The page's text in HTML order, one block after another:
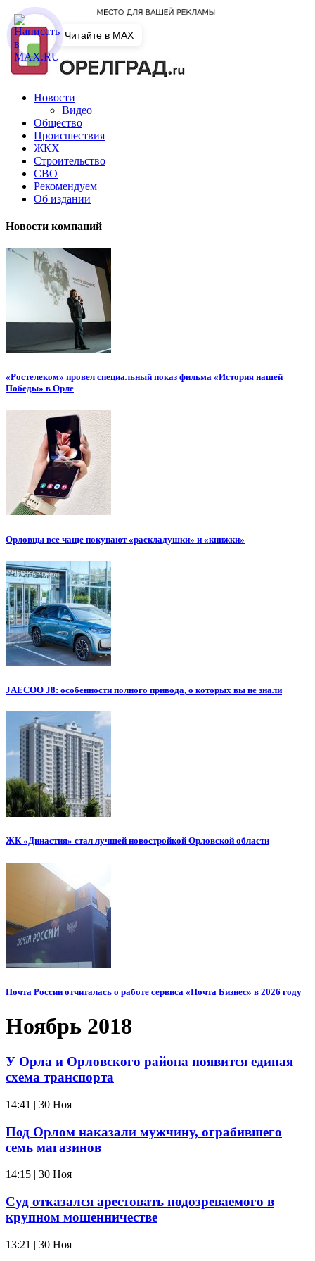
Новости
Видео
Общество
Происшествия
ЖКХ
Строительство
СВО
Рекомендуем
Об издании
Новости компаний
«Ростелеком» провел специальный показ фильма «История нашей
Победы» в Орле
Орловцы все чаще покупают «раскладушки» и «книжки»
JAECOO J8: особенности полного привода, о которых вы не знали
ЖК «Династия» стал лучшей новостройкой Орловской области
Почта России отчиталась о работе сервиса «Почта Бизнес» в 2026 году
Ноябрь 2018
У Орла и Орловского района появится единая
схема транспорта
14:41 | 30 Ноя
Под Орлом наказали мужчину, ограбившего
семь магазинов
14:15 | 30 Ноя
Суд отказался арестовать подозреваемого в
крупном мошенничестве
13:21 | 30 Ноя
Читайте в MAX